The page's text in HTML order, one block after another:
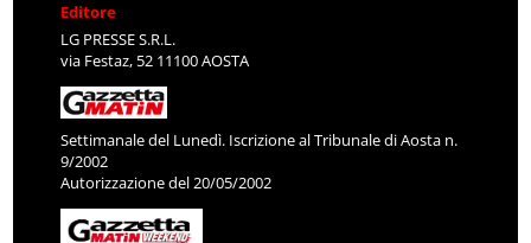
Editore
LG PRESSE S.R.L.
via Festaz, 52 11100 AOSTA
Settimanale del Lunedì. Iscrizione al Tribunale di Aosta n.
9/2002
Autorizzazione del 20/05/2002